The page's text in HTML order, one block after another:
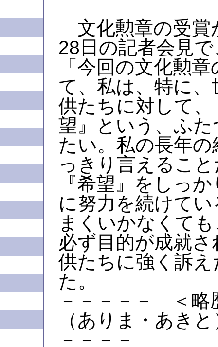
文化勲章の受賞
28日の記者会見
「今回の文化勲
て、私は、特に
供たちに対して
望』という、ふ
たい。私の長年
っきり言えるこ
『希望』をしっ
に努力を続けて
まくいかなくて
必ず目的が成就
供たちに強く訴
た。
－－－－－ ＜
（ありま・あ
－－－－